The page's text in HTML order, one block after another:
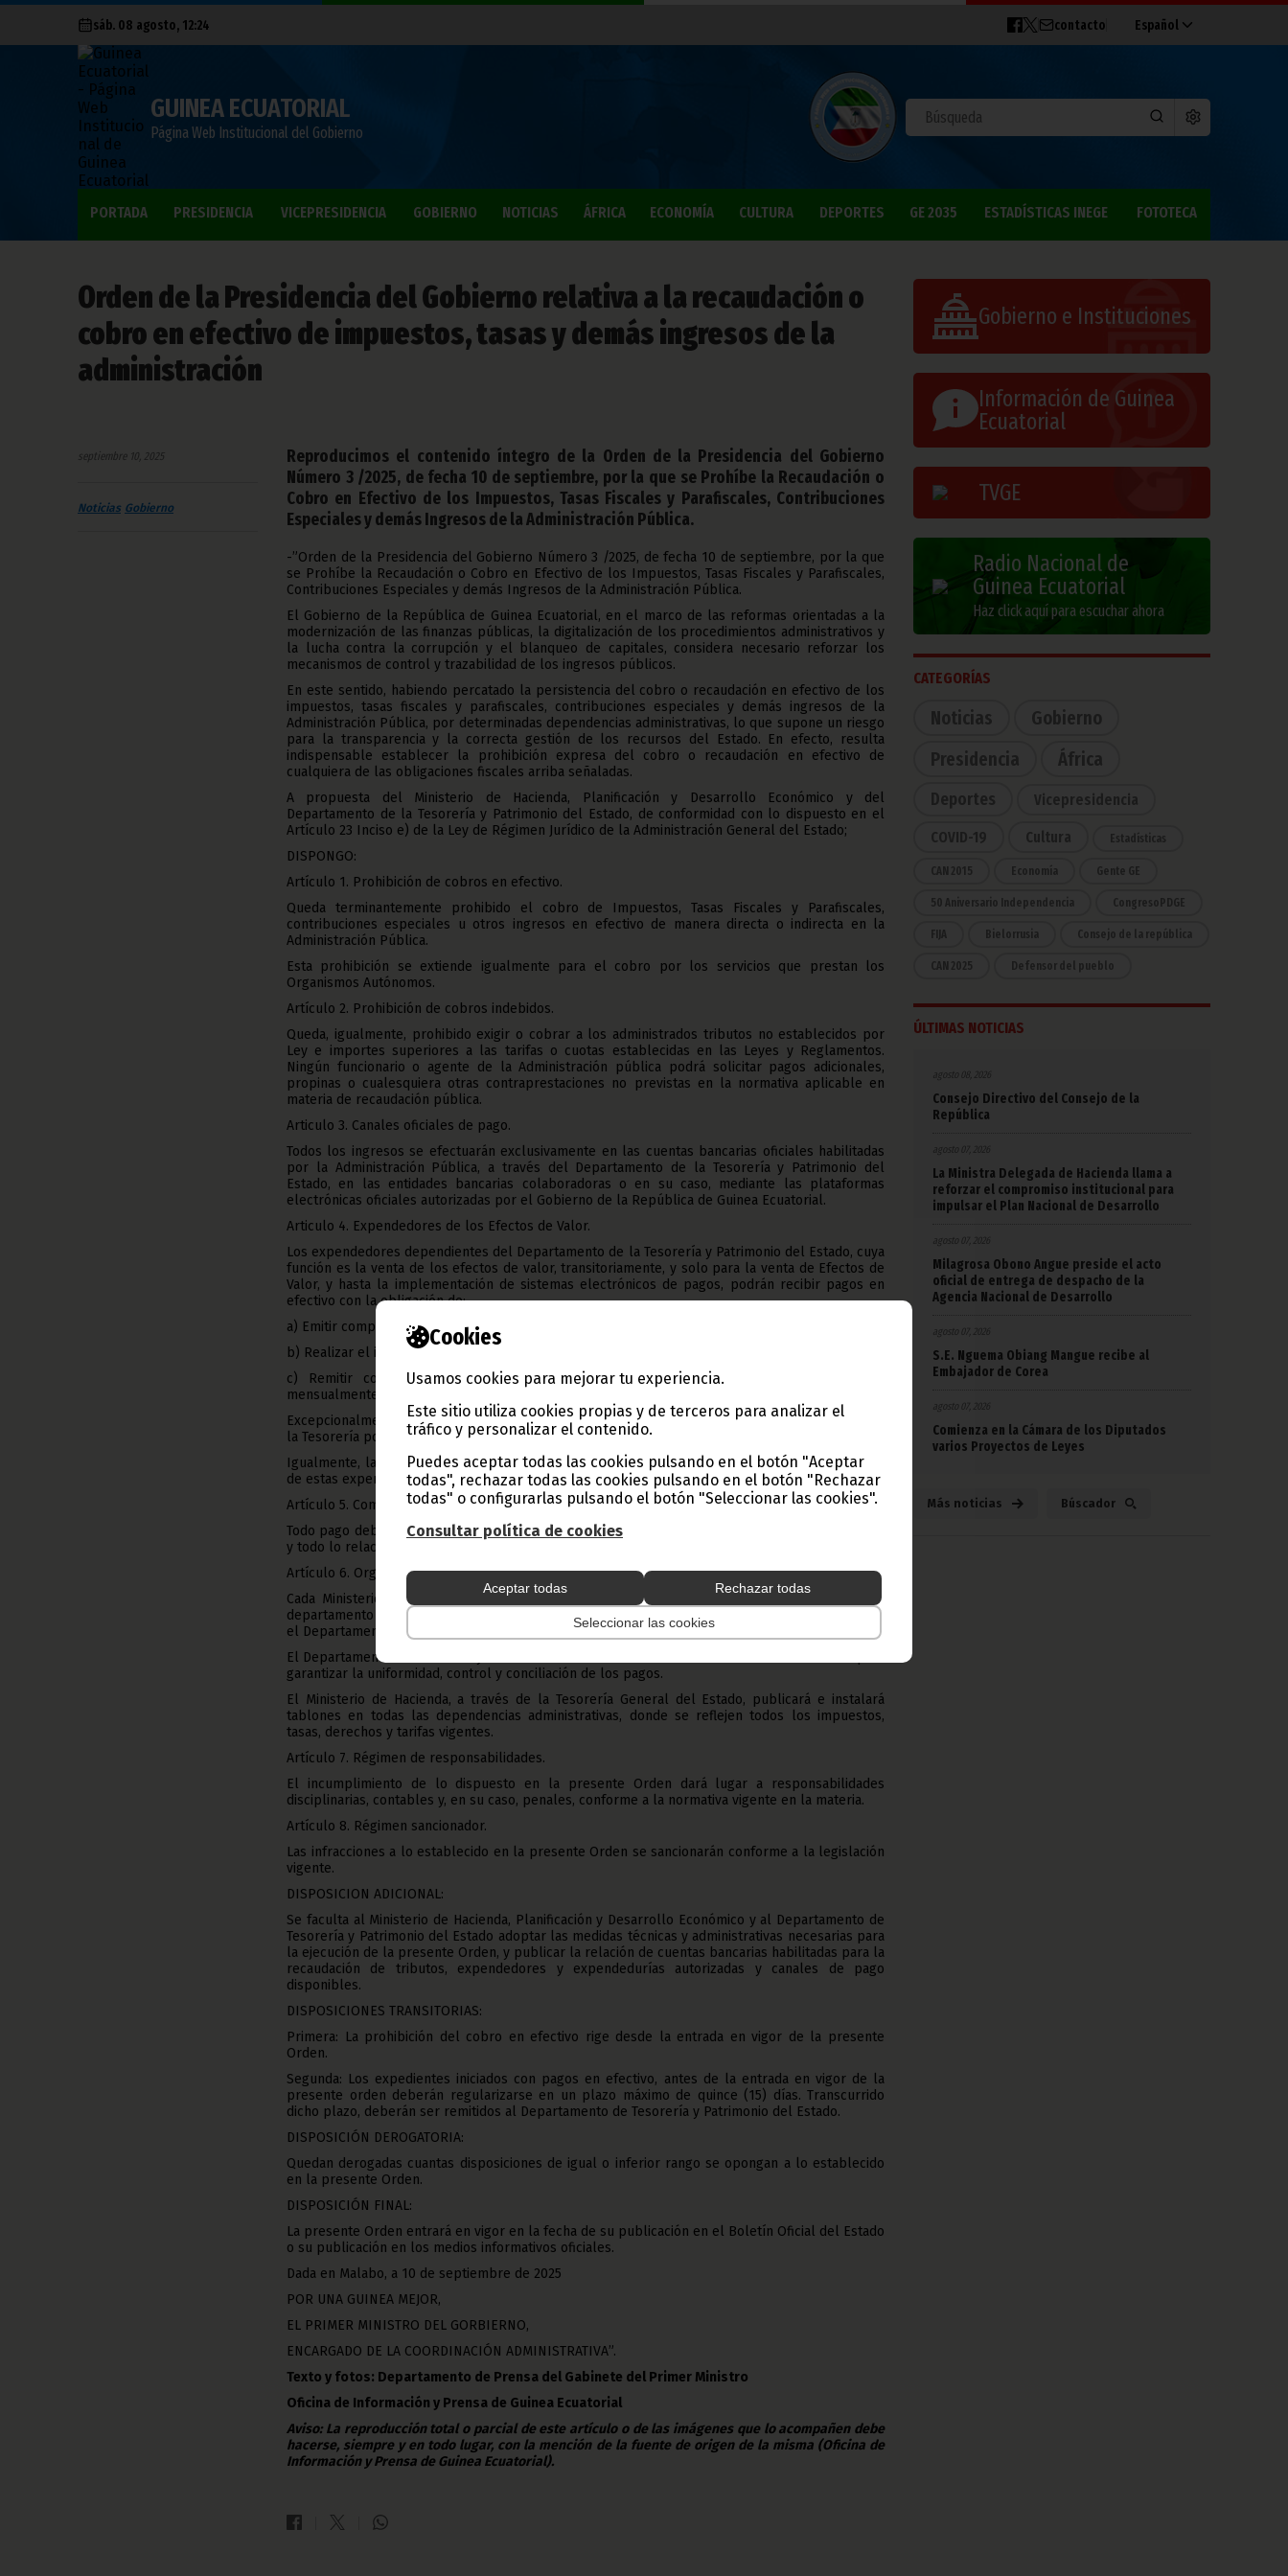
Cookies
Usamos cookies para mejorar tu experiencia.
Este sitio utiliza cookies propias y de terceros para analizar el
tráfico y personalizar el contenido.
Puedes aceptar todas las cookies pulsando en el botón "Aceptar
todas", rechazar todas las cookies pulsando en el botón "Rechazar
todas" o configurarlas pulsando el botón "Seleccionar las cookies".
Consultar política de cookies
Aceptar todas Rechazar todas
Seleccionar las cookies
sáb. 08 agosto, 12:24 contacto Español
GUINEA ECUATORIAL
Página Web Institucional del Gobierno
PORTADA PRESIDENCIA VICEPRESIDENCIA GOBIERNO NOTICIAS ÁFRICA ECONOMÍA CULTURA DEPORTES GE 2035 ESTADÍSTICAS INEGE FOTOTECA
Orden de la Presidencia del Gobierno relativa a la recaudación o
cobro en efectivo de impuestos, tasas y demás ingresos de la
administración
septiembre 10, 2025
Noticias Gobierno
Reproducimos el contenido íntegro de la Orden de la Presidencia del Gobierno
Número 3 /2025, de fecha 10 de septiembre, por la que se Prohíbe la Recaudación o
Cobro en Efectivo de los Impuestos, Tasas Fiscales y Parafiscales, Contribuciones
Especiales y demás Ingresos de la Administración Pública.
-”Orden de la Presidencia del Gobierno Número 3 /2025, de fecha 10 de septiembre, por la que
se Prohíbe la Recaudación o Cobro en Efectivo de los Impuestos, Tasas Fiscales y Parafiscales,
Contribuciones Especiales y demás Ingresos de la Administración Pública.
El Gobierno de la República de Guinea Ecuatorial, en el marco de las reformas orientadas a la
modernización de las finanzas públicas, la digitalización de los procedimientos administrativos y
la lucha contra la corrupción y el blanqueo de capitales, considera necesario reforzar los
mecanismos de control y trazabilidad de los ingresos públicos.
En este sentido, habiendo percatado la persistencia del cobro o recaudación en efectivo de los
impuestos, tasas fiscales y parafiscales, contribuciones especiales y demás ingresos de la
Administración Pública, por determinadas dependencias administrativas, lo que supone un riesgo
para la transparencia y la correcta gestión de los recursos del Estado. En efecto, resulta
indispensable establecer la prohibición expresa del cobro o recaudación en efectivo de
cualquiera de las obligaciones fiscales arriba señaladas.
A propuesta del Ministerio de Hacienda, Planificación y Desarrollo Económico y del
Departamento de la Tesorería y Patrimonio del Estado, de conformidad con lo dispuesto en el
Artículo 23 Inciso e) de la Ley de Régimen Jurídico de la Administración General del Estado;
DISPONGO:
Artículo 1. Prohibición de cobros en efectivo.
Queda terminantemente prohibido el cobro de Impuestos, Tasas Fiscales y Parafiscales,
contribuciones especiales u otros ingresos en efectivo de manera directa o indirecta en la
Administración Pública.
Esta prohibición se extiende igualmente para el cobro por los servicios que prestan los
Organismos Autónomos.
Artículo 2. Prohibición de cobros indebidos.
Queda, igualmente, prohibido exigir o cobrar a los administrados tributos no establecidos por
Ley e importes superiores a las tarifas o cuotas establecidas en las Leyes y Reglamentos.
Ningún funcionario o agente de la Administración pública podrá solicitar pagos adicionales,
propinas o cualesquiera otras contraprestaciones no previstas en la normativa aplicable en
materia de recaudación pública.
Articulo 3. Canales oficiales de pago.
Todos los ingresos se efectuarán exclusivamente en las cuentas bancarias oficiales habilitadas
por la Administración Pública, a través del Departamento de la Tesorería y Patrimonio del
Estado, en las entidades bancarias colaboradoras o en su caso, mediante las plataformas
electrónicas oficiales autorizadas por el Gobierno de la República de Guinea Ecuatorial.
Articulo 4. Expendedores de los Efectos de Valor.
Los expendedores dependientes del Departamento de la Tesorería y Patrimonio del Estado, cuya
función es la venta de los efectos de valor, transitoriamente, y solo para la venta de Efectos de
Valor, y hasta la implementación de sistemas electrónicos de pagos, podrán recibir pagos en
efectivo con la obligación de:
a) Emitir comprobante oficial numerado por cada operación;
b) Realizar el ingreso diario en las cuentas oficiales del Tesoro Público;
c) Remitir conciliación diaria al Departamento de Tesorería y Patrimonio del Estado y
mensualmente al Ministerio de Hacienda.
Excepcionalmente, en localidades y unidades administrativas sin servicios bancarios o digitales,
la Tesorería podrá autorizar, la instalación de una expendiduría para la venta de Efectos de Valor.
Igualmente, la Tesorería establecerá procedimientos específicos de control para la supervisión
de estas expendedurías.
Artículo 5. Comprobante y trazabilidad.
Todo pago deberá ir acompañado de un comprobante válido con identificación del contribuyente
y todo lo relacionado con el mismo.
Artículo 6. Organización y control.
Cada Ministerio o Entidad Pública contará con un responsable en sección económica de su
departamento quien se encargará de la reconciliación y coordinación diaria de los ingresos con
el Departamento de Tesorería y Patrimonio del Estado.
El Departamento de Tesorería y Patrimonio del Estado tomará todas las medidas necesarias para
garantizar la uniformidad, control y conciliación de los pagos.
El Ministerio de Hacienda, a través de la Tesorería General del Estado, publicará e instalará
tablones en todas las dependencias administrativas, donde se reflejen todos los impuestos,
tasas, derechos y tarifas vigentes.
Artículo 7. Régimen de responsabilidades.
El incumplimiento de lo dispuesto en la presente Orden dará lugar a responsabilidades
disciplinarias, contables y, en su caso, penales, conforme a la normativa vigente en la materia.
Artículo 8. Régimen sancionador.
Las infracciones a lo establecido en la presente Orden se sancionarán conforme a la legislación
vigente.
DISPOSICION ADICIONAL:
Se faculta al Ministerio de Hacienda, Planificación y Desarrollo Económico y al Departamento de
Tesorería y Patrimonio del Estado adoptar las medidas técnicas y administrativas necesarias para
la ejecución de la presente Orden, y publicar la relación de cuentas bancarias habilitadas para la
recaudación de tributos, expendedores y expendedurías autorizadas y canales de pago
disponibles.
DISPOSICIONES TRANSITORIAS:
Primera: La prohibición del cobro en efectivo rige desde la entrada en vigor de la presente
Orden.
Segunda: Los expedientes iniciados con pagos en efectivo, antes de la entrada en vigor de la
presente orden deberán regularizarse en un plazo máximo de quince (15) días. Transcurrido
dicho plazo, deberán ser remitidos al Departamento de Tesorería y Patrimonio del Estado.
DISPOSICIÓN DEROGATORIA:
Quedan derogadas cuantas disposiciones de igual o inferior rango se opongan a lo establecido
en la presente Orden.
DISPOSICIÓN FINAL:
La presente Orden entrará en vigor en la fecha de su publicación en el Boletín Oficial del Estado
o su publicación en los medios informativos oficiales.
Dada en Malabo, a 10 de septiembre de 2025
POR UNA GUINEA MEJOR,
EL PRIMER MINISTRO DEL GORBIERNO,
ENCARGADO DE LA COORDINACIÓN ADMINISTRATIVA”.
Texto y fotos: Departamento de Prensa del Gabinete del Primer Ministro
Oficina de Información y Prensa de Guinea Ecuatorial
Aviso: La reproducción total o parcial de este artículo o de las imágenes que lo acompañen debe
hacerse, siempre y en todo lugar, con la mención de la fuente de origen de la misma (Oficina de
Información y Prensa de Guinea Ecuatorial).
Gobierno e Instituciones
Información de Guinea
Ecuatorial
TVGE
Radio Nacional de
Guinea Ecuatorial
Haz click aquí para escuchar ahora
CATEGORÍAS
Noticias
Gobierno
Presidencia
África
Deportes Vicepresidencia
COVID-19 Cultura Estadísticas
CAN 2015 Economía Gente GE
50 Aniversario Independencia CongresoPDGE
FIJA Bielorrusia Consejo de la república
CAN 2025 Defensor del pueblo
ÚLTIMAS NOTICIAS
agosto 08, 2026
Consejo Directivo del Consejo de la
República
agosto 07, 2026
La Ministra Delegada de Hacienda llama a
reforzar el compromiso institucional para
impulsar el Plan Nacional de Desarrollo
agosto 07, 2026
Milagrosa Obono Angue preside el acto
oficial de entrega de despacho de la
Agencia Nacional de Desarrollo
agosto 07, 2026
S.E. Nguema Obiang Mangue recibe al
Embajador de Corea
agosto 07, 2026
Comienza en la Cámara de los Diputados
varios Proyectos de Leyes
Más noticias Búscador